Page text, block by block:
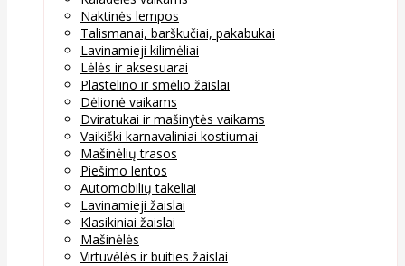
Naktinės lempos
Talismanai, barškučiai, pakabukai
Lavinamieji kilimėliai
Lėlės ir aksesuarai
Plastelino ir smėlio žaislai
Dėlionė vaikams
Dviratukai ir mašinytės vaikams
Vaikiški karnavaliniai kostiumai
Mašinėlių trasos
Piešimo lentos
Automobilių takeliai
Lavinamieji žaislai
Klasikiniai žaislai
Mašinėlės
Virtuvėlės ir buities žaislai